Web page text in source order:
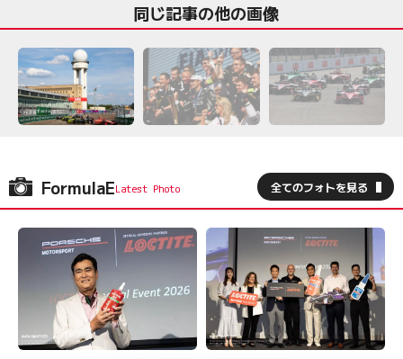
同じ記事の他の画像
FormulaE 全てのフォトを見る